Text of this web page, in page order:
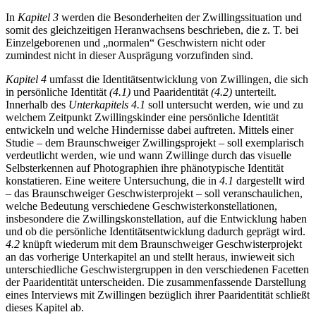
In Kapitel 3 werden die Besonderheiten der Zwillingssituation und
somit des gleichzeitigen Heranwachsens beschrieben, die z. T. bei
Einzelgeborenen und „normalen“ Geschwistern nicht oder
zumindest nicht in dieser Ausprägung vorzufinden sind.
Kapitel 4 umfasst die Identitätsentwicklung von Zwillingen, die sich
in persönliche Identität (4.1) und Paaridentität (4.2) unterteilt.
Innerhalb des Unterkapitels 4.1 soll untersucht werden, wie und zu
welchem Zeitpunkt Zwillingskinder eine persönliche Identität
entwickeln und welche Hindernisse dabei auftreten. Mittels einer
Studie – dem Braunschweiger Zwillingsprojekt – soll exemplarisch
verdeutlicht werden, wie und wann Zwillinge durch das visuelle
Selbsterkennen auf Photographien ihre phänotypische Identität
konstatieren. Eine weitere Untersuchung, die in 4.1 dargestellt wird
– das Braunschweiger Geschwisterprojekt – soll veranschaulichen,
welche Bedeutung verschiedene Geschwisterkonstellationen,
insbesondere die Zwillingskonstellation, auf die Entwicklung haben
und ob die persönliche Identitätsentwicklung dadurch geprägt wird.
4.2 knüpft wiederum mit dem Braunschweiger Geschwisterprojekt
an das vorherige Unterkapitel an und stellt heraus, inwieweit sich
unterschiedliche Geschwistergruppen in den verschiedenen Facetten
der Paaridentität unterscheiden. Die zusammenfassende Darstellung
eines Interviews mit Zwillingen bezüglich ihrer Paaridentität schließt
dieses Kapitel ab.